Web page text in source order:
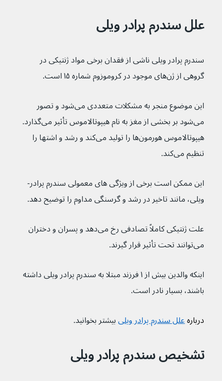
علل سندرم پرادر ویلی
سندرم پرادر ویلی ناشی از فقدان برخی مواد ژنتیکی در
گروهی از ژن‌های موجود در کروموزوم شماره ۱۵ است.
این موضوع منجر به مشکلات متعددی می‌شود و تصور
می‌شود بر بخشی از مغز به نام هیپوتالاموس تأثیر می‌‌گذارد.
هیپوتالاموس هورمون‌ها را تولید می‌کند و رشد و اشتها را
تنظیم می‌کند.
این ممکن است برخی از ویژگی های معمولی سندرم پرادر-
ویلی، مانند تاخیر در رشد و گرسنگی مداوم را توضیح دهد.
علت ژنتیکی کاملاً تصادفی رخ می‌دهد و پسران و دختران
می‌توانند تحت تأثیر قرار گیرند.
اینکه والدین بیش از ۱ فرزند مبتلا به سندرم پرادر ویلی داشته
باشند، بسیار نادر است.
درباره علل سندرم پرادر ویلیبیشتر بخوانید.
تشخیص سندرم پرادر ویلی